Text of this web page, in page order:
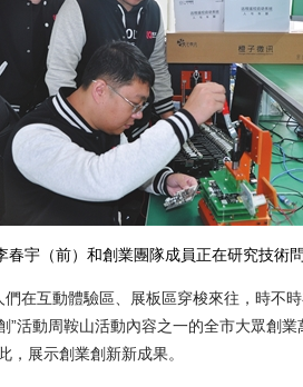
宇（前）和創業團隊成員正在研究技術問
互動體驗區、展板區穿梭來往，時不時
”活動周鞍山活動內容之一的全市大眾創
，展示創業創新新成果。